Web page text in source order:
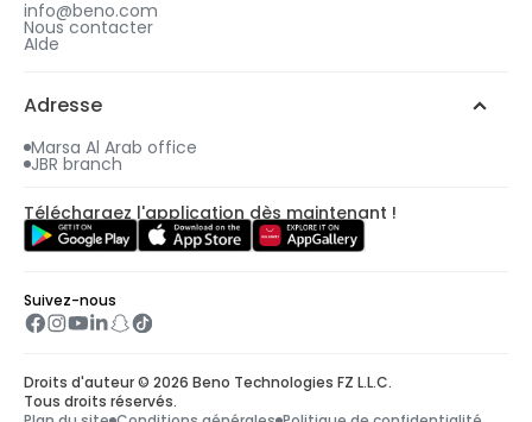
info@beno.com
Nous contacter
AIde
Adresse
Marsa Al Arab office
JBR branch
Téléchargez l'application dès maintenant !
Suivez-nous
Droits d'auteur © 2026 Beno Technologies FZ L.L.C.
Tous droits réservés.